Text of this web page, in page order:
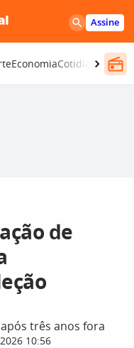
Assine
EconomiaCotidiano
de
três anos fora
10:56